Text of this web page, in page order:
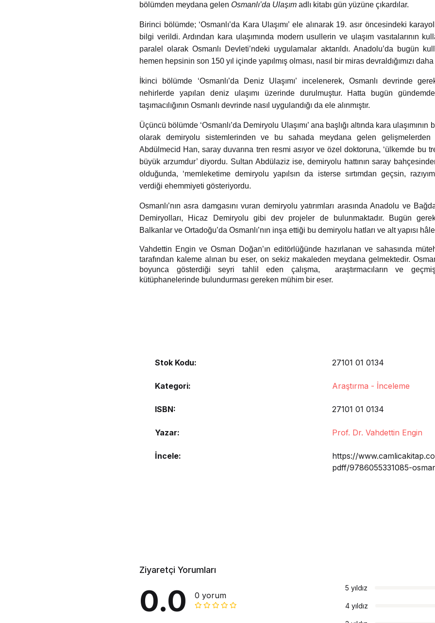
bölümden meydana gelen Osmanlı’da Ulaşım adlı kitabı gün yüzüne çıkardılar.
Birinci bölümde; ‘Osmanlı’da Kara Ulaşımı’ ele alınarak 19. asır öncesindeki
bilgi verildi. Ardından kara ulaşımında modern usullerin ve ulaşım vasıtalarının
paralel olarak Osmanlı Devleti’ndeki uygulamalar aktarıldı. Anadolu’da bugün
hemen hepsinin son 150 yıl içinde yapılmış olması, nasıl bir miras devraldığımızı
İkinci bölümde ‘Osmanlı’da Deniz Ulaşımı’ incelenerek, Osmanlı devrinde
nehirlerde yapılan deniz ulaşımı üzerinde durulmuştur. Hatta bugün
taşımacılığının Osmanlı devrinde nasıl uygulandığı da ele alınmıştır.
Üçüncü bölümde ‘Osmanlı’da Demiryolu Ulaşımı’ ana başlığı altında kara
olarak demiryolu sistemlerinden ve bu sahada meydana gelen gelişmelerden
Abdülmecid Han, saray duvarına tren resmi asıyor ve özel doktoruna, ‘ülkemde bu
büyük arzumdur’ diyordu. Sultan Abdülaziz ise, demiryolu hattının saray
olduğunda, ‘memleketime demiryolu yapılsın da isterse sırtımdan geçsin,
verdiği ehemmiyeti gösteriyordu.
Osmanlı’nın asra damgasını vuran demiryolu yatırımları arasında Anadolu ve
Demiryolları, Hicaz Demiryolu gibi dev projeler de bulunmaktadır. Bugün
Balkanlar ve Ortadoğu’da Osmanlı’nın inşa ettiği bu demiryolu hatları ve alt yapısı
Vahdettin Engin ve Osman Doğan’ın editörlüğünde hazırlanan ve sahasında
tarafından kaleme alınan bu eser, on sekiz makaleden meydana gelmektedir.
boyunca gösterdiği seyri tahlil eden çalışma,
araştırmacıların ve
kütüphanelerinde bulundurması gereken mühim bir eser.
Stok Kodu: 27101 01 0134
Kategori: Araştırma - İnceleme
ISBN 27101 01 0134
Yazar Prof. Dr. Vahdettin Engin
İncele
https://
pdff/9786055331085-
Ziyaretçi Yorumları
0.0 0 yorum
5 yıldız
4 yıldız